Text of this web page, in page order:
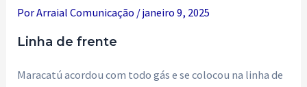
PorArraial Comunicação /janeiro 9, 2025
Linha de frente
Maracatú acordou com todo gás e se colocou na linha de